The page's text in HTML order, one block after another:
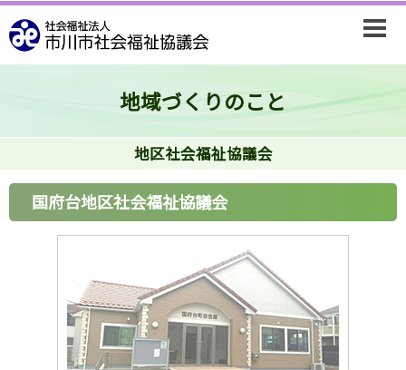
地域づくりのこと
地区社会福祉協議会
国府台地区社会福祉協議会